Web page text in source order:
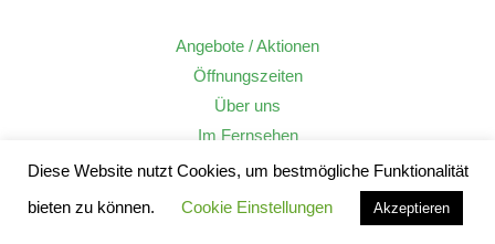
Angebote / Aktionen
Öffnungszeiten
Über uns
Im Fernsehen
Nachhaltigkeit
Diese Website nutzt Cookies, um bestmögliche Funktionalität
bieten zu können.
Cookie Einstellungen Akzeptieren